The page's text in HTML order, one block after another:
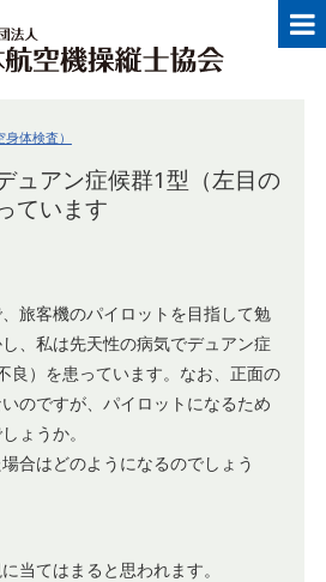
Aircraft Pilot Association 公
体検査）
ュアン症候群1型（左目の
ています
旅客機のパイロットを目指して勉
、私は先天性の病気でデュアン症
良）を患っています。なお、正面の
のですが、パイロットになるため
ょうか。
合はどのようになるのでしょう
当てはまると思われます。